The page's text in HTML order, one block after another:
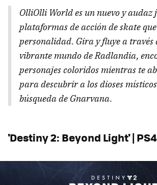
OlliOlli World es un nuevo y audaz
plataformas de acción de skate
personalidad. Gira y fluye a través
vibrante mundo de Radlandia,
personajes coloridos mientras te
para descubrir a los dioses
búsqueda de Gnarvana.
'Destiny 2: Beyond Light' |